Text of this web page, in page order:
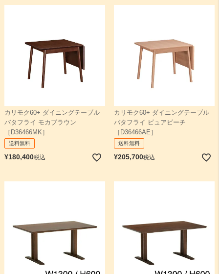
カリモク60+ ダイニングテーブル
バタフライ モカブラウン
［D36466MK］
送料無料
¥180,400税込
カリモク60+ ダイニングテーブル
バタフライ ピュアビーチ
［D36466AE］
送料無料
¥205,700税込